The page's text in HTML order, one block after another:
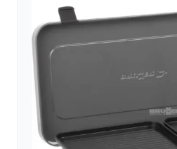
Prodotti
search
arrow_forward
person
Accesso
favorite_border
Cestino